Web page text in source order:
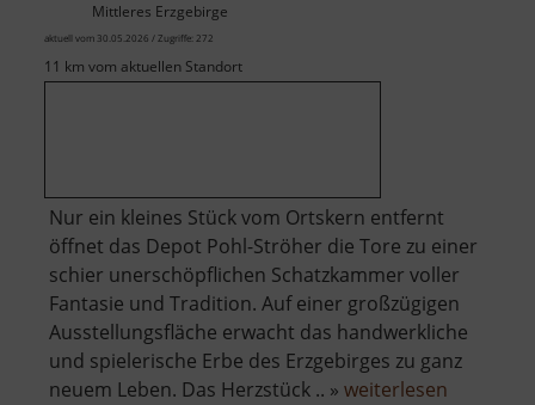
Mittleres Erzgebirge
aktuell vom 30.05.2026 / Zugriffe: 272
11 km vom aktuellen Standort
Nur ein kleines Stück vom Ortskern entfernt
öffnet das Depot Pohl-Ströher die Tore zu einer
schier unerschöpflichen Schatzkammer voller
Fantasie und Tradition. Auf einer großzügigen
Ausstellungsfläche erwacht das handwerkliche
und spielerische Erbe des Erzgebirges zu ganz
neuem Leben. Das Herzstück .. » weiterlesen